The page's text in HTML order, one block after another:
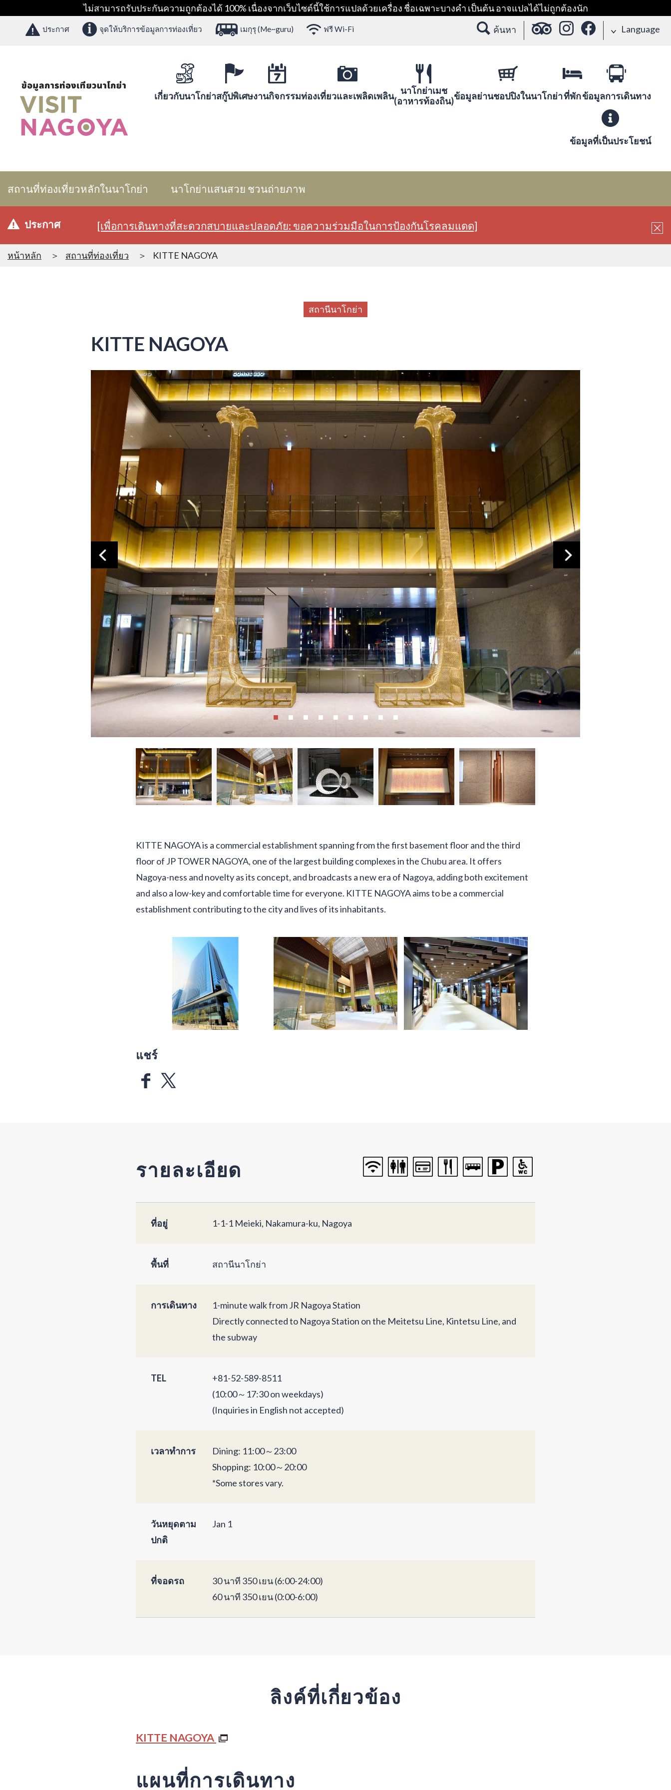
ไม่สามารถรับประกันความถูกต้องได้ 100% เนื่องจากเว็บไซต์นี้ใช้การแปลด้วยเครื่อง ชื่อเฉพาะบางคำ เป็นต้น อาจแปลได้ไม่ถูกต้องนัก
ประกาศ จุดให้บริการข้อมูลการท่องเที่ยว เมกุรุ (Me~guru) ฟรี Wi-Fi ค้นหา Language
เกี่ยวกับนาโกย่าสกู๊ปพิเศษงานกิจกรรมท่องเที่ยวและเพลิดเพลิน
นาโกย่าเมช
(อาหารท้องถิน)ข้อมูลย่านชอปปิงในนาโกย่าที่พักข้อมูลการเดินทาง
ข้อมูลที่เป็นประโยชน์
สถานที่ท่องเที่ยวหลักในนาโกย่า นาโกย่าแสนสวย ชวนถ่ายภาพ
ประกาศ [เพื่อการเดินทางที่สะดวกสบายและปลอดภัย: ขอความร่วมมือในการป้องกันโรคลมแดด]
หน้าหลัก สถานที่ท่องเที่ยว KITTE NAGOYA
สถานีนาโกย่า
KITTE NAGOYA
KITTE NAGOYA is a commercial establishment spanning from the first basement floor and the third
floor of JP TOWER NAGOYA, one of the largest building complexes in the Chubu area. It offers
Nagoya-ness and novelty as its concept, and broadcasts a new era of Nagoya, adding both excitement
and also a low-key and comfortable time for everyone. KITTE NAGOYA aims to be a commercial
establishment contributing to the city and lives of its inhabitants.
แชร์
รายละเอียด
ที่อยู่ 1-1-1 Meieki, Nakamura-ku, Nagoya
พื้นที่ สถานีนาโกย่า
การเดินทาง
1-minute walk from JR Nagoya Station
Directly connected to Nagoya Station on the Meitetsu Line, Kintetsu Line, and
the subway
TEL
+81-52-589-8511
(10:00～17:30 on weekdays)
(Inquiries in English not accepted)
เวลาทำการ
Dining: 11:00～23:00
Shopping: 10:00～20:00
*Some stores vary.
วันหยุดตาม
ปกติ
Jan 1
ที่จอดรถ
30 นาที 350 เยน (6:00-24:00)
60 นาที 350 เยน (0:00-6:00)
ลิงค์ที่เกี่ยวข้อง
KITTE NAGOYA
แผนที่การเดินทาง